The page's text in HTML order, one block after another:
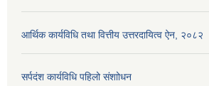
आर्थिक कार्यविधि तथा वित्तीय उत्तरदायित्व ऐन, २०८२
सर्पदंश कार्यविधि पहिलो संशाोधन